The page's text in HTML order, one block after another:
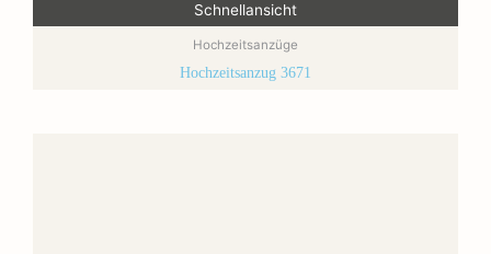
Schnellansicht
Hochzeitsanzüge
Hochzeitsanzug 3671